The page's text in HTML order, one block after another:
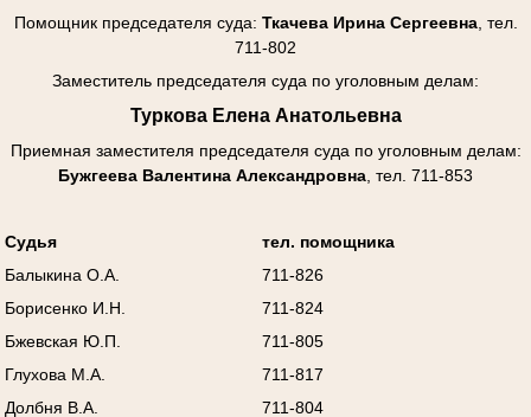
Помощник председателя суда: Ткачева Ирина Сергеевна, тел.
711-802
Заместитель председателя суда по уголовным делам:
Туркова Елена Анатольевна
Приемная заместителя председателя суда по уголовным делам:
Бужгеева Валентина Александровна , тел. 711-853
Судья тел. помощника
Балыкина О.А.
711-826
Борисенко И.Н.
711-824
Бжевская Ю.П.
711-805
Глухова М.А.
711-817
Долбня В.А.
711-804